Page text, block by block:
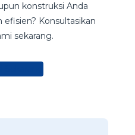
konstruksi Anda
efisien? Konsultasikan
sekarang.